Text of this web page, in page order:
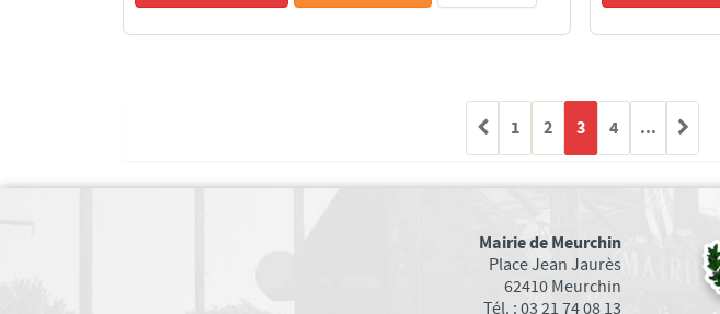
1 2 3 4 ...
Mairie de Meurchin
Place Jean Jaurès
62410 Meurchin
Tél. : 03 21 74 08 13